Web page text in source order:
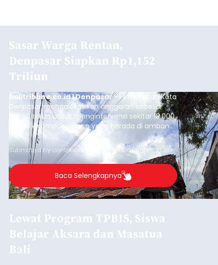
Sasar Warga Rentan,
Denpasar Siapkan Rp1,152
Triliun
balitribune.co.id I Denpasar - Pemerintah Kota
Denpasar mengalokasikan anggaran sebesar
Rp1,152 triliun untuk mengintervensi sekitar 18.000
warga kelompok rentan yang berada di ambang
garis kemiskinan. Langkah strategis ini diambil
guna menjaga masyarakat yang berada pada
kelompok desil 5 dan 6 tersebut agar tidak
merosot ke kategori miskin.
Submitted by contributor Thu, 08/06/2026 - 21:31
Baca Selengkapnya
Lewat Program TPBIS, Siswa
Belajar Aksara dan Masatua
Bali